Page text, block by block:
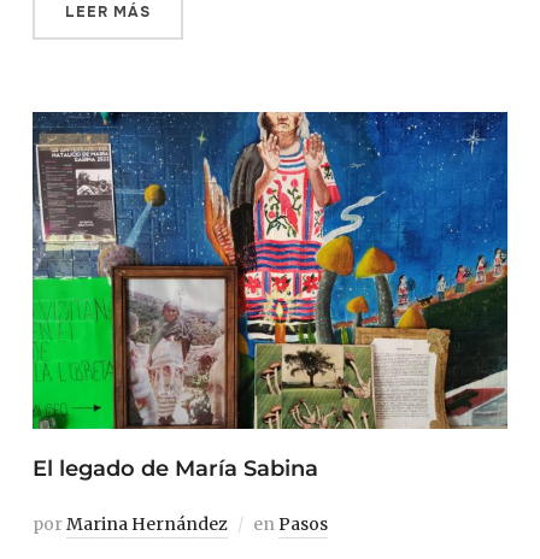
LEER MÁS
El legado de María Sabina
porMarina Hernández enPasos